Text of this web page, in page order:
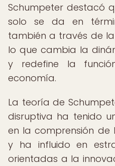
Schumpeter destacó
solo se da en
también a través de
lo que cambia la
y redefine la
economía.
La teoría de
disruptiva ha tenido
en la comprensión de
y ha influido en
orientadas a la